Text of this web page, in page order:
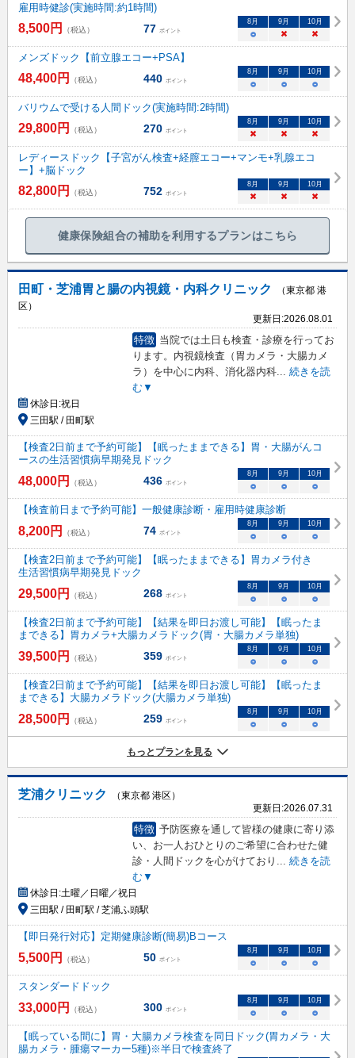
雇用時健診(実施時間:約1時間)
8,500円 （税込） 77 ポイント
8 月 9 月 10月
○ × ×
メンズドック【前立腺エコー+PSA】
48,400円 （税込） 440 ポイント
8 月 9 月 10月
○ ○ ○
バリウムで受ける人間ドック(実施時間:2時間)
29,800円 （税込） 270 ポイント
8 月 9 月 10月
× × ×
レディースドック【子宮がん検査+経膣エコー+マンモ+乳腺エコ
ー】+脳ドック
82,800円 （税込） 752 ポイント
8 月 9 月 10月
× × ×
健康保険組合の補助を利用するプランはこちら
田町・芝浦胃と腸の内視鏡・内科クリニック
（東京都 港
区）
更新日:2026.08.01
特徴 当院では土日も検査・診療を行ってお
ります。内視鏡検査（胃カメラ・大腸カメ
ラ）を中心に内科、消化器内科... 続きを読
む▼
休診日:祝日
三田駅 / 田町駅
【検査2日前まで予約可能】【眠ったままできる】胃・大腸がんコ
ースの生活習慣病早期発見ドック
48,000円 （税込） 436 ポイント
8月 9月 10月
○ ○ ○
【検査前日まで予約可能】一般健康診断・雇用時健康診断
8,200円 （税込） 74 ポイント
8月 9月 10月
○ ○ ○
【検査2日前まで予約可能】【眠ったままできる】胃カメラ付き
生活習慣病早期発見ドック
29,500円 （税込） 268 ポイント
8月 9月 10月
○ ○ ○
【検査2日前まで予約可能】【結果を即日お渡し可能】【眠ったま
まできる】胃カメラ+大腸カメラドック(胃・大腸カメラ単独)
39,500円 （税込） 359 ポイント
8月 9月 10月
○ ○ ○
【検査2日前まで予約可能】【結果を即日お渡し可能】【眠ったま
まできる】大腸カメラドック(大腸カメラ単独)
28,500円 （税込） 259 ポイント
8月 9月 10月
○ ○ ○
もっとプランを見る
芝浦クリニック
（東京都 港区）
更新日:2026.07.31
特徴 予防医療を通して皆様の健康に寄り添
い、お一人おひとりのご希望に合わせた健
診・人間ドックを心がけており ... 続きを読
む▼
休診日:土曜／日曜／祝日
三田駅 / 田町駅 / 芝浦ふ頭駅
【即日発行対応】定期健康診断(簡易)Bコース
5,500円 （税込） 50 ポイント
8月 9月 10月
○ ○ ○
スタンダードドック
33,000円 （税込） 300 ポイント
8月 9月 10月
○ ○ ○
【眠っている間に】胃・大腸カメラ検査を同日ドック(胃カメラ・大
腸カメラ・腫瘍マーカー5種)※半日で検査終了